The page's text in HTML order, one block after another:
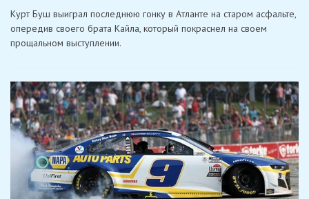
Курт Буш выиграл последнюю гонку в Атланте на старом асфальте,
опередив своего брата Кайла, который покраснел на своем
прощальном выступлении.